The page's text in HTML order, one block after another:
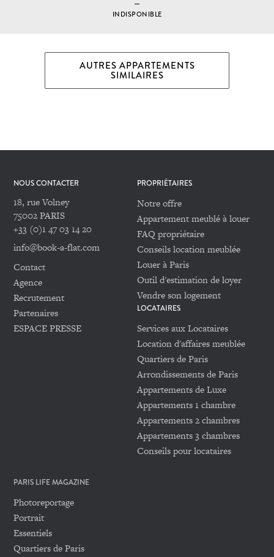
INDISPONIBLE
AUTRES APPARTEMENTS
SIMILAIRES
NOUS CONTACTER
18, rue Volney
75002 PARIS
+33 (0)1 47 03 14 20
info@book-a-flat.com
Contact
Agence
Recrutement
Partenaires
ESPACE PRESSE
PROPRIÉTAIRES
Notre offre
Appartement meublé à louer
FAQ propriétaire
Conseils location meublée
Louer à Paris
Outil d'estimation de loyer
Vendre son logement
LOCATAIRES
Services aux Locataires
Location d'affaires meublée
Quartiers de Paris
Arrondissements de Paris
Appartements de Luxe
Appartements 1 chambre
Appartements 2 chambres
Appartements 3 chambres
Conseils pour locataires
PARIS LIFE MAGAZINE
Photoreportage
Portrait
Essentiels
Quartiers de Paris